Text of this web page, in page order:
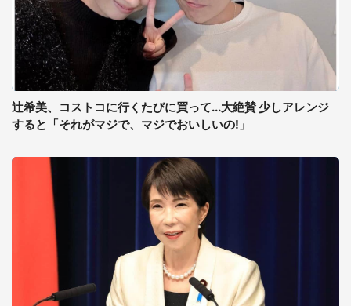
辻希美、コストコに行くたびに買って...大絶賛 少しアレンジ
すると「それがマジで、マジでおいしいの!」